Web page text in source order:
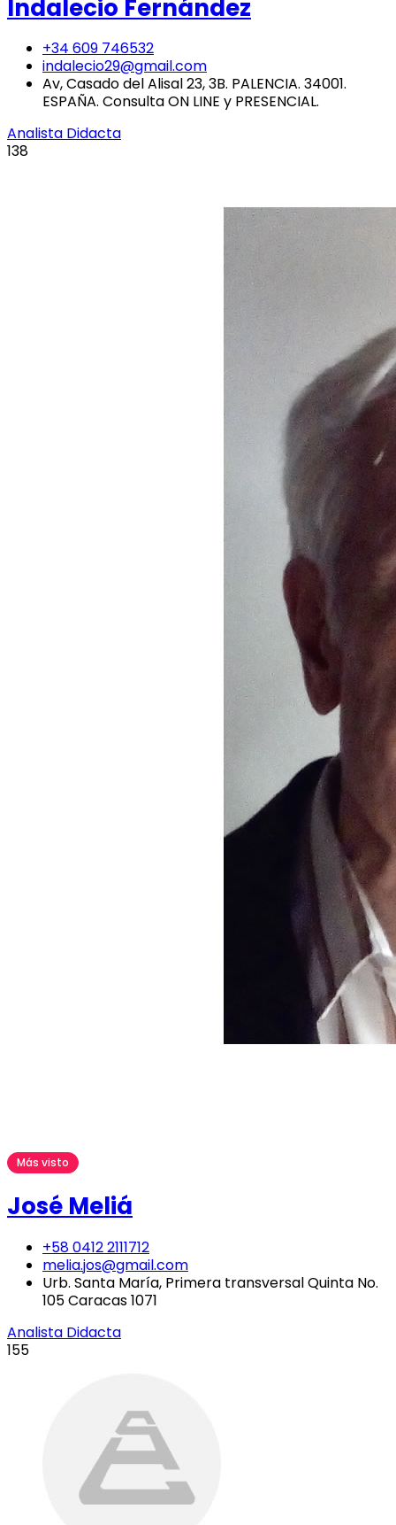
Indalecio Fernández
+34 609 746532
indalecio29@gmail.com
Av, Casado del Alisal 23, 3B. PALENCIA. 34001.
ESPAÑA. Consulta ON LINE y PRESENCIAL.
Analista Didacta
138
Más visto
José Meliá
+58 0412 2111712
melia.jos@gmail.com
Urb. Santa María, Primera transversal Quinta No.
105 Caracas 1071
Analista Didacta
155